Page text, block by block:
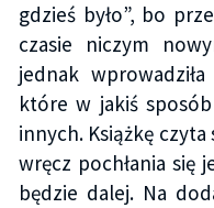
gdzieś było”, bo
czasie niczym
jednak
które w jakiś
innych. Książkę
wręcz pochłania się
będzie dalej. Na